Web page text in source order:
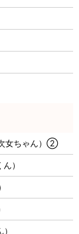
女ちゃん）②
）